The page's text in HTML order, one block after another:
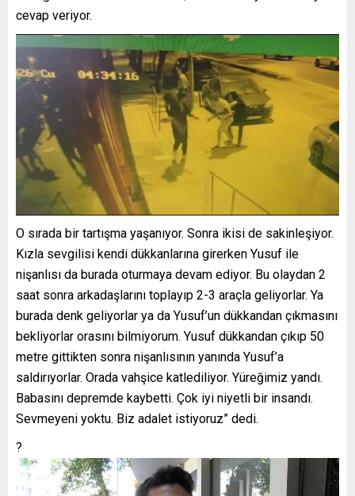
cevap veriyor.
O sırada bir tartışma yaşanıyor. Sonra ikisi de sakinleşiyor.
Kızla sevgilisi kendi dükkanlarına girerken Yusuf ile
nişanlısı da burada oturmaya devam ediyor. Bu olaydan 2
saat sonra arkadaşlarını toplayıp 2-3 araçla geliyorlar. Ya
burada denk geliyorlar ya da Yusuf’un dükkandan çıkmasını
bekliyorlar orasını bilmiyorum. Yusuf dükkandan çıkıp 50
metre gittikten sonra nişanlısının yanında Yusuf’a
saldırıyorlar. Orada vahşice katlediliyor. Yüreğimiz yandı.
Babasını depremde kaybetti. Çok iyi niyetli bir insandı.
Sevmeyeni yoktu. Biz adalet istiyoruz” dedi.
?